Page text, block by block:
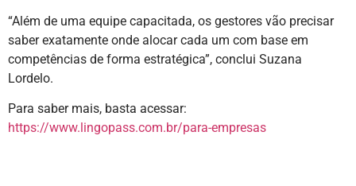
“Além de uma equipe capacitada, os gestores vão precisar
saber exatamente onde alocar cada um com base em
competências de forma estratégica”, conclui Suzana
Lordelo.
Para saber mais, basta acessar:
https://www.lingopass.com.br/para-empresas